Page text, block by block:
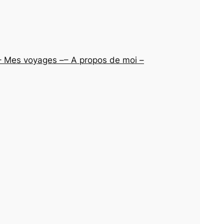
Mes voyages –– A propos de moi –